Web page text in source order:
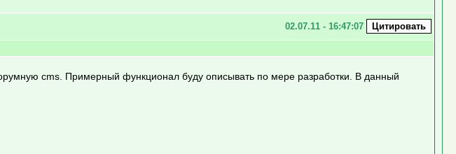
02.07.11 - 16:47:07
cms. Примерный функционал буду описывать по мере разработки. В данный